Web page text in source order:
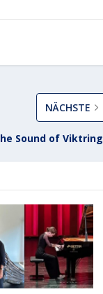
NÄCHSTE
Sound of